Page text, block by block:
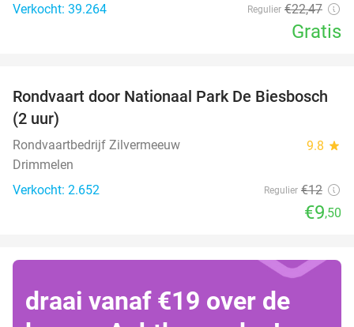
Verkocht: 39.264
Regulier €22,47
Gratis
21%
Rondvaart door Nationaal Park De Biesbosch
(2 uur)
Rondvaartbedrijf Zilvermeeuw 9.8 star
Drimmelen
Verkocht: 2.652
Regulier €12
€9,50
draai vanaf €19 over de